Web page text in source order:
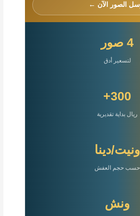
الصور الآن ←
4 صور
لتسعير أدق
300+
ريال بداية تقديرية
ونيت/دينا
حسب حجم العفش
ونش